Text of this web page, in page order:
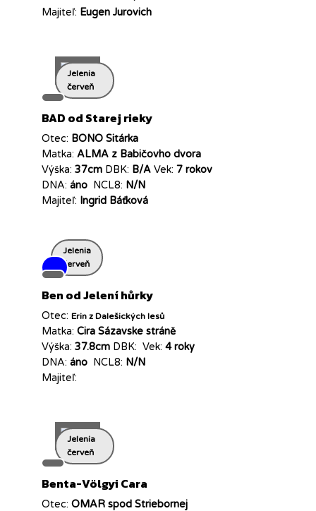
Majiteľ: Eugen Jurovich
Jelenia
červeň
BAD od Starej rieky
Otec: BONO Sitárka
Matka: ALMA z Babičovho dvora
Výška: 37cm DBK: B/A Vek: 7 rokov
DNA: áno NCL8: N/N
Majiteľ: Ingrid Báťková
Jelenia
červeň
Ben od Jelení hůrky
Otec: Erin z Dalešických lesů
Matka: Cira Sázavske stráně
Výška: 37.8cm DBK: Vek: 4 roky
DNA: áno NCL8: N/N
Majiteľ:
Jelenia
červeň
Benta-Völgyi Cara
Otec: OMAR spod Striebornej